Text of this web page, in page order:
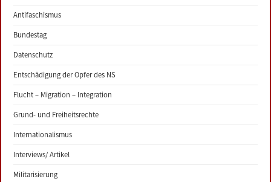
Antifaschismus
Bundestag
Datenschutz
Entschädigung der Opfer des NS
Flucht – Migration – Integration
Grund- und Freiheitsrechte
Internationalismus
Interviews/ Artikel
Militarisierung